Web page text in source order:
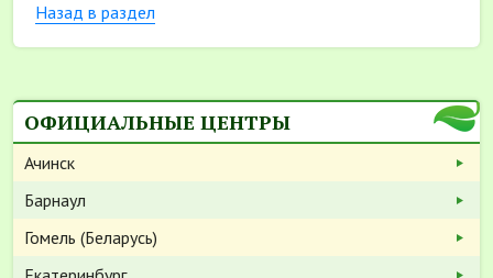
Назад в раздел
ОФИЦИАЛЬНЫЕ ЦЕНТРЫ
Ачинск
Барнаул
Гомель (Беларусь)